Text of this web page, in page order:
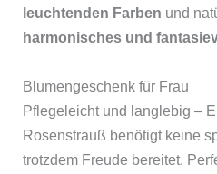
leuchtenden Farben und
harmonisches und
Blumengeschenk für Frau
Pflegeleicht und langlebig –
Rosenstrauß benötigt keine
trotzdem Freude bereitet.